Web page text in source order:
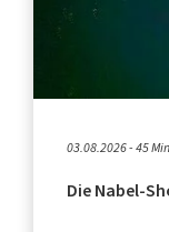
03.08.2026 - 45
Die Nabel-